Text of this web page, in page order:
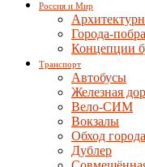
Россия и Мир
Города-
Концепции
Транспорт
Автобусы
Железная
Вело-СИМ
Вокзалы
Обход города
Дублер